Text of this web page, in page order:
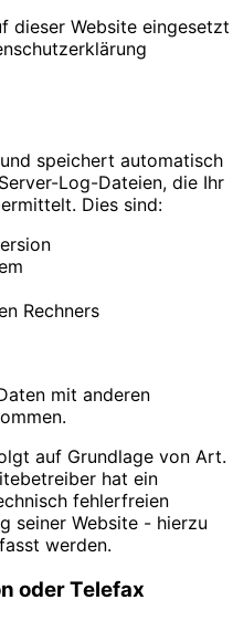
dieser Website eingesetzt
speichert automatisch
Log-Dateien, die Ihr
Dies sind:
Rechners
mit anderen
auf Grundlage von Art.
hat ein
fehlerfreien
seiner Website - hierzu
werden.
oder Telefax